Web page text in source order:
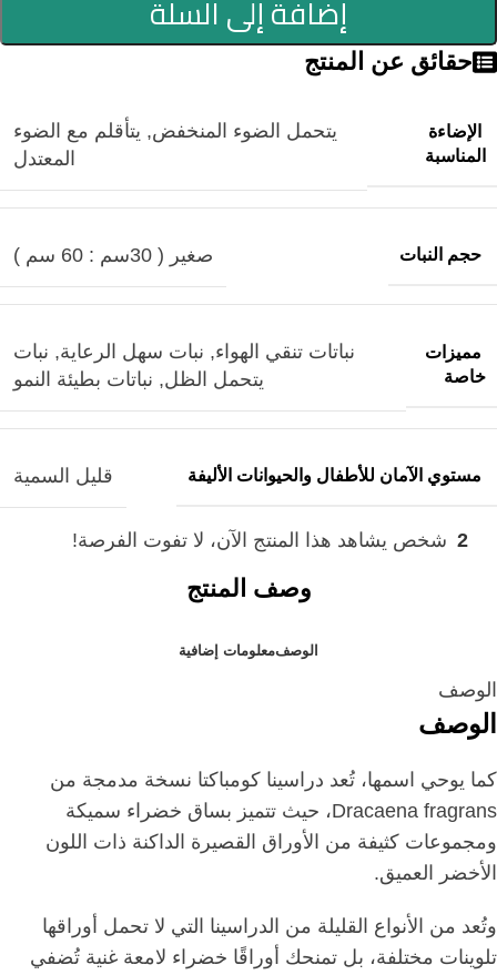
إضافة إلى السلة
حقائق عن المنتج
الإضاءة
المناسبة
يتحمل الضوء المنخفض, يتأقلم مع الضوء
المعتدل
حجم النبات صغير ( 30سم : 60 سم )
مميزات
خاصة
نباتات تنقي الهواء, نبات سهل الرعاية, نبات
يتحمل الظل, نباتات بطيئة النمو
مستوي الآمان للأطفال والحيوانات الأليفة قليل السمية
2 شخص يشاهد هذا المنتج الآن، لا تفوت الفرصة!
وصف المنتج
الوصفمعلومات إضافية
الوصف
الوصف
كما يوحي اسمها، تُعد دراسينا كومباكتا نسخة مدمجة من
Dracaena fragrans، حيث تتميز بساق خضراء سميكة
ومجموعات كثيفة من الأوراق القصيرة الداكنة ذات اللون
الأخضر العميق.
وتُعد من الأنواع القليلة من الدراسينا التي لا تحمل أوراقها
تلوينات مختلفة، بل تمنحك أوراقًا خضراء لامعة غنية تُضفي